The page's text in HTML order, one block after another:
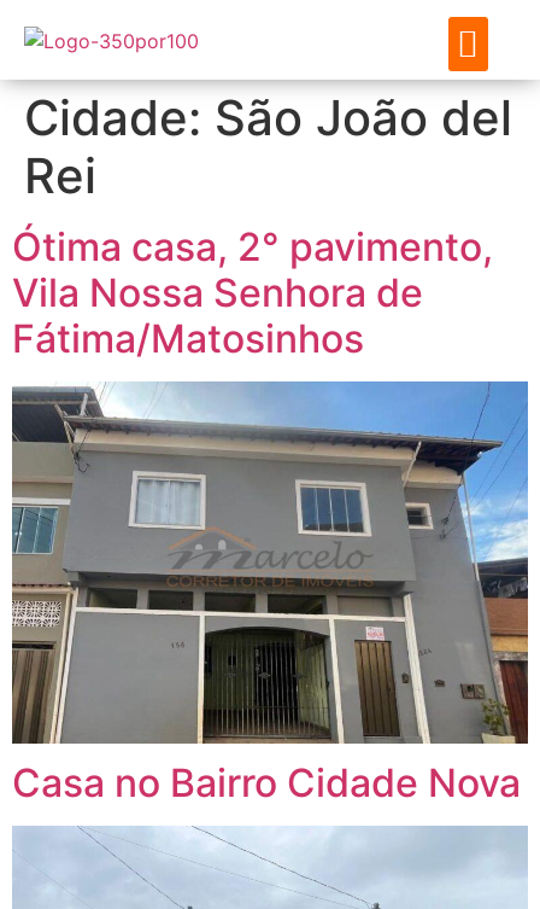
Cidade: São João del
Rei
Ótima casa, 2° pavimento,
Vila Nossa Senhora de
Fátima/Matosinhos
Casa no Bairro Cidade Nova